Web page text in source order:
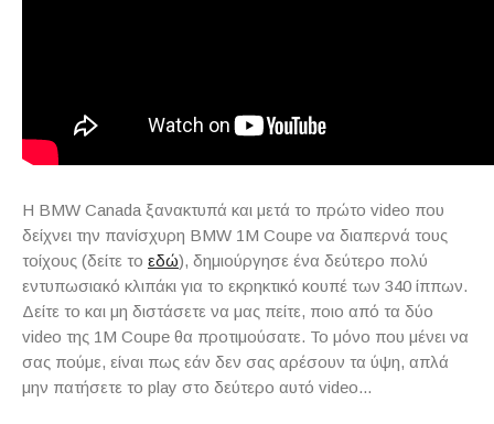
Η BMW Canada ξανακτυπά και μετά το πρώτο video που
δείχνει την πανίσχυρη BMW 1M Coupe να διαπερνά τους
τοίχους (δείτε το εδώ), δημιούργησε ένα δεύτερο πολύ
εντυπωσιακό κλιπάκι για το εκρηκτικό κουπέ των 340 ίππων.
Δείτε το και μη διστάσετε να μας πείτε, ποιο από τα δύο
video της 1M Coupe θα προτιμούσατε. Το μόνο που μένει να
σας πούμε, είναι πως εάν δεν σας αρέσουν τα ύψη, απλά
μην πατήσετε το play στο δεύτερο αυτό video...